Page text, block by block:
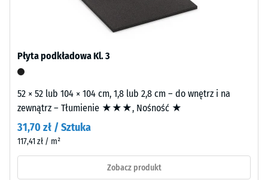
Materiał
budowa
budowę
tłumienie
antypoślizgowości
DS (EN 14041) -
Wartość skali 5 =
Współczynnik
tarcia ok. 0,6
na
Płyta podkładowa Kl. 3
52 × 52 lub 104 × 104 cm, 1,8 lub 2,8 cm – do wnętrz i na
zewnątrz – Tłumienie ★★★, Nośność ★
31,70 zł / Sztuka
117,41 zł / m²
Zobacz produkt